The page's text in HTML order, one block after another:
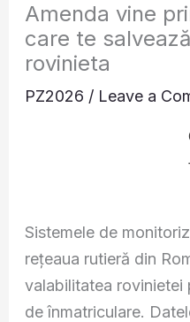
Amenda vine
care te
rovinieta
PZ2026 / Leave a
Sistemele de
rețeaua rutieră din
valabilitatea rovinietei
de înmatriculare.